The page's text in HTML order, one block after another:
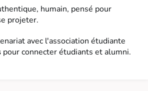
humain, pensé pour
projeter.
avec l'association étudiante
pour connecter étudiants et alumni.